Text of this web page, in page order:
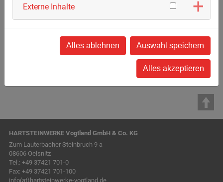
HARTSTEINWERKE Vogtland GmbH & Co. KG
Zum Lauterbacher Steinbruch 9 a
08606 Oelsnitz
Tel.: +49 37421 701-0
Fax: +49 37421 701-100
info(at)hartsteinwerke-vogtland.de
Externe Inhalte
Alles ablehnen Auswahl speichern
Alles akzeptieren